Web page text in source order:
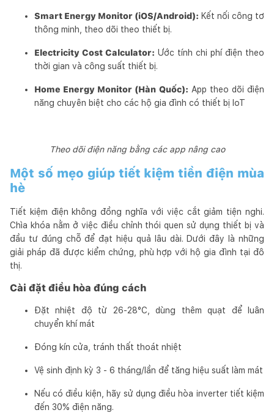
Smart Energy Monitor (iOS/Android): Kết nối công tơ
thông minh, theo dõi theo thiết bị.
Electricity Cost Calculator: Ước tính chi phí điện theo
thời gian và công suất thiết bị.
Home Energy Monitor (Hàn Quốc): App theo dõi điện
năng chuyên biệt cho các hộ gia đình có thiết bị IoT
Theo dõi điện năng bằng các app nâng cao
Một số mẹo giúp tiết kiệm tiền điện mùa
hè
Tiết kiệm điện không đồng nghĩa với việc cắt giảm tiện nghi.
Chìa khóa nằm ở việc điều chỉnh thói quen sử dụng thiết bị và
đầu tư đúng chỗ để đạt hiệu quả lâu dài. Dưới đây là những
giải pháp đã được kiểm chứng, phù hợp với hộ gia đình tại đô
thị.
Cài đặt điều hòa đúng cách
Đặt nhiệt độ từ 26-28°C, dùng thêm quạt để luân
chuyển khí mát
Đóng kín cửa, tránh thất thoát nhiệt
Vệ sinh định kỳ 3 - 6 tháng/lần để tăng hiệu suất làm mát
Nếu có điều kiện, hãy sử dụng điều hòa inverter tiết kiệm
đến 30% điện năng.